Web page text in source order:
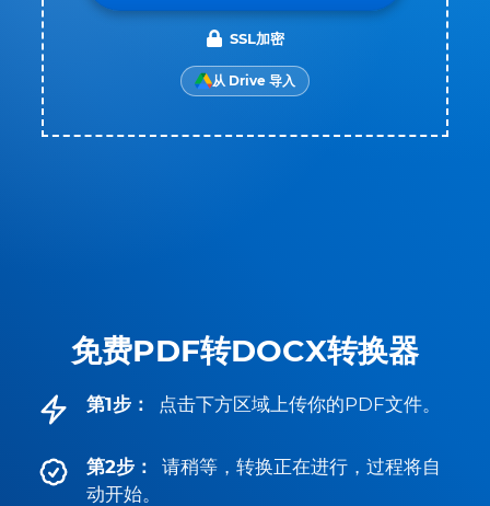
免费PDF转DOCX转换器
第1步： 点击下方区域上传你的PDF文件。
第2步：
请稍等，转换正在进行，过程将自
动开始。
SSL加密
从 Drive 导入